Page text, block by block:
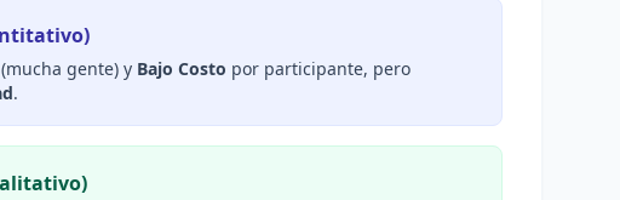
(mucha gente) y Bajo Costo por participante, pero
.